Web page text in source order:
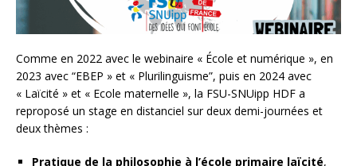
Comme en 2022 avec le webinaire « École et numérique », en
2023 avec “EBEP » et « Plurilinguisme”, puis en 2024 avec
« Laïcité » et « Ecole maternelle », la FSU-SNUipp HDF a
reproposé un stage en distanciel sur deux demi-journées et
deux thèmes :
Pratique de la philosophie à l’école primaire laïcité,